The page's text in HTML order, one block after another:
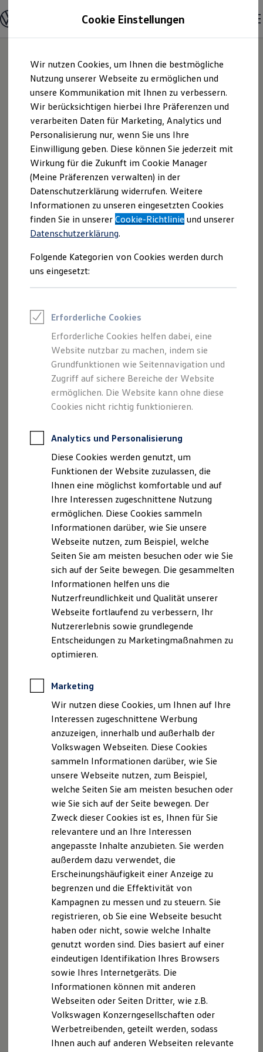
Hauptinhalt
springen
Footer
springen
Modelle & Konfigurator
Nutzfahrzeugkategorien entdecken
Modelle konfigurieren
Vorgängermodelle und Oldtimer
Vorgängermodelle
Oldtimer
Bulli Historie
Branchenlösungen & Gewerbekunden
Umbaulösungen und Hersteller finden
Auf- und Umbauten entdecken & konfigurieren
Groß- und Sonderkunden
Großkunden
Kommunen & Behörden
Journalisten
Sportvereine
Branchenlösungen
Bau & Handwerk
Gewerbliche Personenbeförderung
Service & mobile Werkstätten
Kurier, Logistik & Handel
Kühlfahrzeuge
Feuerwehr
ONE Business ID Vorteile
Fahrzeuge online kaufen
Digitaler Marktplatz
Kauf & Finanzierung
Online-Fahrzeugbewertung
Aktionen & Angebote
E-Auto-Förderung
Für Privatkunden
Für Gewerbekunden
Profi Paket
ProfiPartner für Gebrauchtwagen
Finanzierung
Für Privatkunden
Für Gewerbekunden
Leasing
Für Privatkunden
Für Gewerbekunden
Versicherungen & Garantien
Garantien
Kfz-Versicherung für Nutzfahrzeuge
Restschuldversicherung
Wartungsverträge
Besitzer & Service
Reparatur & Service
Sommer-Special
Reparatur, Pflege & Inspektion
Servicetermin anfragen
Service-Vorteile bei Volkswagen Nutzfahrzeuge
ServicePlus
Economy Service
Räder & Reifen Service
Notdienst und Pannenhilfe
Software, Konnektivität & Apps
California App
VW Connect für Ihren ID. Buzz
VW Connect für Ihren Transporter/Caravelle
VW Connect für Ihren Amarok
VW Connect für andere Modelle
Connect Pro
Fleet Interface Data
Multistop Pathfinder
Übersicht Software Updates
Digitales Bordbuch
Fahrerassistenz- und Sicherheitssysteme
Kontrollleuchten
Batterieverordnung
XTL-Dieselkraftstoff
Ersatzteile und Betriebsflüssigkeiten
Original Zubehör und Lifestyle Produkte
myVolkswagen
myVolkswagen Business
Elektrisch & Autonom
Elektro - & Hybridfahrzeuge
Unser Ansatz
Klimafreundlicher Strom
Reichweite & Ladelösungen
Reichweitensimulator
Ladezeitensimulator
Ladelösungen für Privatkunden
Ladelösungen für Gewerbekunden
Bidirektionales Laden
Förderung & Kosten der Elektrofahrzeuge
Fördermöglichkeiten für Privatkunden
Graupner GmbH |
Impressum &
Rechtliches
Hier finden Sie Informationen über die
Graupner GmbH als verantwortliche
Anbieterin von Inhalten und Angeboten,
die auf dieser Webseite speziell
aufgeführt sind.
Impressum
Datenschutzerklärung
Impressum
Gewerbeallee 2
04821 Brandis
Telefon: + 49 34292 / 6 50-0
Fax: + 49 34292 / 6 50-99
E-Mail:post@autohaus-graupner.de
Umsatzst.-ID-Nr.: DE154944771
Registergericht: Amtsgericht Leipzig, HRB 65 77
Hinweis gemäß § 36
Verbraucherstreitbeilegungsgesetz (VSBG):
Wir sind zur Teilnahme an einem
Streitbeilegungsverfahren bei folgender
Verbraucherschlichtungsstelle bereit:
Allgemeine Verbraucherschlichtungsstelle
Straßburger Straße 8
77694 Kehl am Rhein
http://www.verbraucher-schlichter.de
Datenschutzerklärung
Datenschutzerklärung
A. Verantwortlicher
Wir freuen uns, dass Sie unsere Webseite der
Graupner GmbH, Gewerbeallee 2 in 04821 Brandis
besuchen. Im Folgenden informieren wir Sie über die
Verarbeitung Ihrer personenbezogenen Daten durch
uns im Zusammenhang mit Ihrem Besuch unserer
Webseite.
B. Verarbeitung Ihrer personenbezogenen Daten
Unsere Webseite bietet Ihnen verschiedene
Angebote, die wir Ihnen in Bezug auf dabei durch uns
verarbeitete personenbezogene Daten im Folgenden
näher erläutern möchten. Bei der Datenverarbeitung
im Zusammenhang mit unserer Webseite unterstützt
uns die Volkswagen AG als Auftragsverarbeiter. Die
Cookie Einstellungen
Wir nutzen Cookies, um Ihnen die bestmögliche
Nutzung unserer Webseite zu ermöglichen und
unsere Kommunikation mit Ihnen zu verbessern.
Wir berücksichtigen hierbei Ihre Präferenzen und
verarbeiten Daten für Marketing, Analytics und
Personalisierung nur, wenn Sie uns Ihre
Einwilligung geben. Diese können Sie jederzeit mit
Wirkung für die Zukunft im Cookie Manager
(Meine Präferenzen verwalten) in der
Datenschutzerklärung widerrufen. Weitere
Informationen zu unseren eingesetzten Cookies
finden Sie in unsererCookie-Richtlinie und unserer
Datenschutzerklärung.
Folgende Kategorien von Cookies werden durch
uns eingesetzt:
Erforderliche Cookies
Erforderliche Cookies helfen dabei, eine
Website nutzbar zu machen, indem sie
Grundfunktionen wie Seitennavigation und
Zugriff auf sichere Bereiche der Website
ermöglichen. Die Website kann ohne diese
Cookies nicht richtig funktionieren.
Analytics und Personalisierung
Diese Cookies werden genutzt, um
Funktionen der Website zuzulassen, die
Ihnen eine möglichst komfortable und auf
Ihre Interessen zugeschnittene Nutzung
ermöglichen. Diese Cookies sammeln
Informationen darüber, wie Sie unsere
Webseite nutzen, zum Beispiel, welche
Seiten Sie am meisten besuchen oder wie Sie
sich auf der Seite bewegen. Die gesammelten
Informationen helfen uns die
Nutzerfreundlichkeit und Qualität unserer
Webseite fortlaufend zu verbessern, Ihr
Nutzererlebnis sowie grundlegende
Entscheidungen zu Marketingmaßnahmen zu
optimieren.
Marketing
Wir nutzen diese Cookies, um Ihnen auf Ihre
Interessen zugeschnittene Werbung
anzuzeigen, innerhalb und außerhalb der
Volkswagen Webseiten. Diese Cookies
sammeln Informationen darüber, wie Sie
unsere Webseite nutzen, zum Beispiel,
welche Seiten Sie am meisten besuchen oder
wie Sie sich auf der Seite bewegen. Der
Zweck dieser Cookies ist es, Ihnen für Sie
relevantere und an Ihre Interessen
angepasste Inhalte anzubieten. Sie werden
außerdem dazu verwendet, die
Erscheinungshäufigkeit einer Anzeige zu
begrenzen und die Effektivität von
Kampagnen zu messen und zu steuern. Sie
registrieren, ob Sie eine Webseite besucht
haben oder nicht, sowie welche Inhalte
genutzt worden sind. Dies basiert auf einer
eindeutigen Identifikation Ihres Browsers
sowie Ihres Internetgeräts. Die
Informationen können mit anderen
Webseiten oder Seiten Dritter, wie z.B.
Volkswagen Konzerngesellschaften oder
Werbetreibenden, geteilt werden, sodass
Ihnen auch auf anderen Webseiten relevante